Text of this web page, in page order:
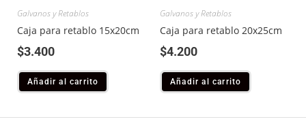
Galvanos y Retablos
Caja para retablo 15x20cm
$3.400
Añadir al carrito
Galvanos y Retablos
Caja para retablo 20x25cm
$4.200
Añadir al carrito